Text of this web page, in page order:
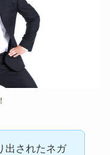
出されたネガ